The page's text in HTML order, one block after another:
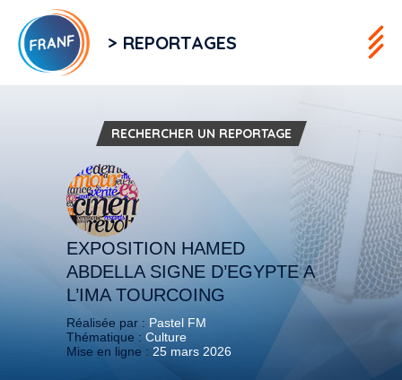
> REPORTAGES
RECHERCHER UN REPORTAGE
EXPOSITION HAMED
ABDELLA SIGNE D’EGYPTE A
L’IMA TOURCOING
Réalisée par : Pastel FM
Thématique : Culture
Mise en ligne : 25 mars 2026